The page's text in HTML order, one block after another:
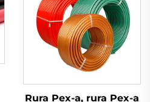
Rura Pex-a, rura Pex-a